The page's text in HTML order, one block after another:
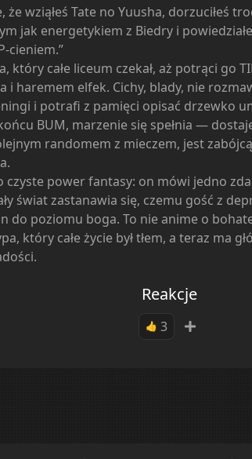
że wziąłeś Tate no Yuusha, dorzuciłeś
jak energetykiem z Biedry i
cieniem.”
który całe liceum czekał, aż potrąci go
i haremem elfek. Cichy, blady, nie
i potrafi z pamięci opisać drzewko
BUM, marzenie się spełnia —
randomem z mieczem, jest
czyste power fantasy: on mówi jedno
świat zastanawia się, czemu gość z
do poziomu boga. To nie anime o
który całe życie był tłem, a teraz ma
Reakcje
👍 3